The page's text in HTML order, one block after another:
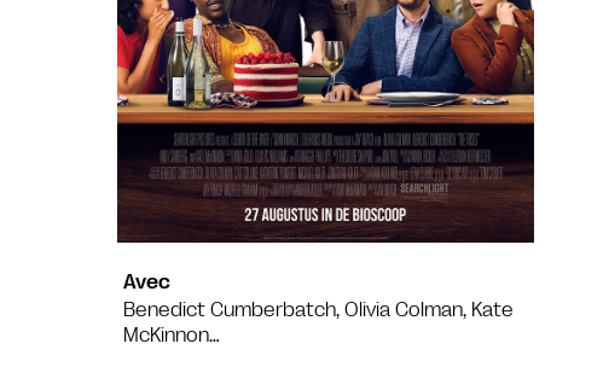
Avec
Benedict Cumberbatch, Olivia Colman, Kate
McKinnon…